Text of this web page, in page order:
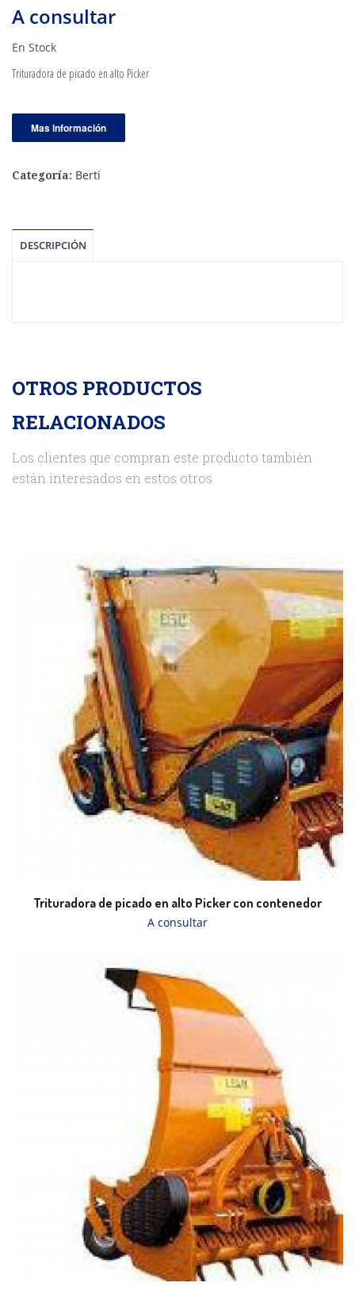
A consultar
En Stock
Trituradora de picado en alto Picker
Mas información
Categoría: Berti
DESCRIPCIÓN
OTROS PRODUCTOS
RELACIONADOS
Los clientes que compran este producto también
están interesados en estos otros
Trituradora de picado en alto Picker con contenedor
A consultar